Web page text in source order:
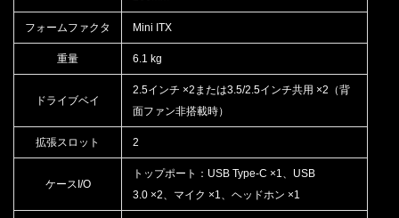
フォームファクタ Mini ITX
重量 6.1 kg
ドライブベイ
2.5インチ ×2または3.5/2.5インチ共用 ×2（背
面ファン非搭載時）
拡張スロット 2
ケースI/O
トップポート：USB Type-C ×1、USB
3.0 ×2、マイク ×1、ヘッドホン ×1